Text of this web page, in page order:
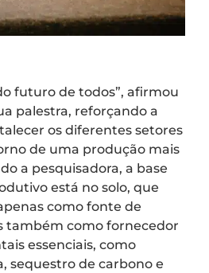
futuro de todos”, afirmou
palestra, reforçando a
os diferentes setores
de uma produção mais
a pesquisadora, a base
está no solo, que
como fonte de
também como fornecedor
essenciais, como
sequestro de carbono e